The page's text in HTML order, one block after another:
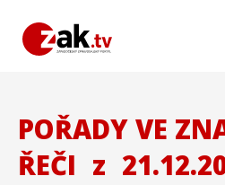
POŘADY VE
ŘEČI z